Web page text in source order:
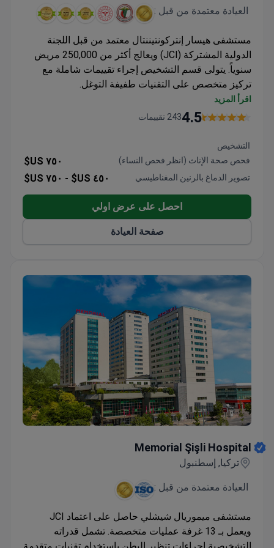
العيادة معتمدة من قبل :
مستشفى هيسار إنتركونتيننتال معتمد من قبل اللجنة
الدولية المشتركة (JCI) ويعالج أكثر من 250,000 مريض
سنوياً. يتولى قسم التشخيص إجراء تقييمات شاملة مع
تركيز متخصص على التقنيات طفيفة التوغل.
تنظير البطن التشخيصي متاح مع شمول الاستشارات
والاختبارات والتنقلات
في أمراض النساء
منشأة معتمدة من JCI تضمن معايير الجودة الدولية
اقرأ المزيد
4.5243 تقييمات
التشخيص
فحص صحة الإناث (انظر فحص النساء)
٧٥٠ US$
تصوير الدماغ بالرنين المغناطيسي ٤٥٠ US$ - ٧٥٠ US$
احصل على عرض اولي
صفحة العيادة
Memorial Şişli Hospital
تركيا, إسطنبول
العيادة معتمدة من قبل :
مستشفى ميموريال شيشلي حاصل على اعتماد JCI
ويعمل بـ 13 غرفة عمليات متخصصة. تشمل قدراته